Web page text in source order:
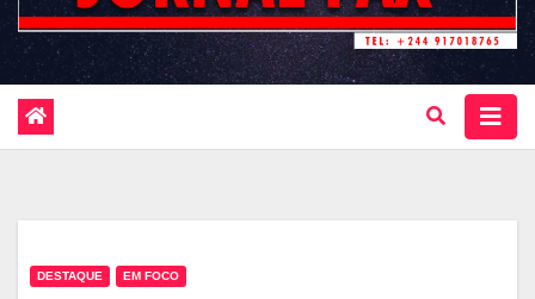
DESTAQUE EM FOCO